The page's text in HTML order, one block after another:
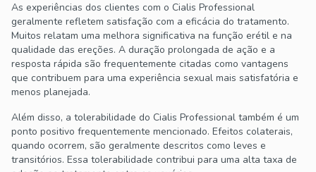
As experiências dos clientes com o Cialis Professional
geralmente refletem satisfação com a eficácia do tratamento.
Muitos relatam uma melhora significativa na função erétil e na
qualidade das ereções. A duração prolongada de ação e a
resposta rápida são frequentemente citadas como vantagens
que contribuem para uma experiência sexual mais satisfatória e
menos planejada.
Além disso, a tolerabilidade do Cialis Professional também é um
ponto positivo frequentemente mencionado. Efeitos colaterais,
quando ocorrem, são geralmente descritos como leves e
transitórios. Essa tolerabilidade contribui para uma alta taxa de